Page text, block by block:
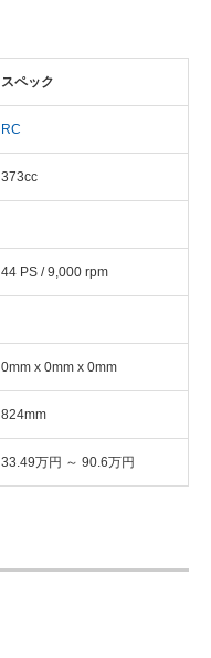
スペック
RC
373cc
44 PS / 9,000 rpm
0mm x 0mm x 0mm
824mm
33.49万円 ～ 90.6万円